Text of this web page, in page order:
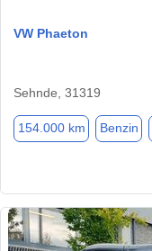
VW Phaeton
Sehnde, 31319
154.000 km Benzin